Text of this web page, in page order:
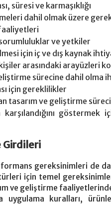
süresi ve karmaşıklığı
dahil olmak üzere
ve yetkiler
için iç ve dış kaynak
arasındaki arayüzleri
sürecine dahil olma
için gereklilikler
ve geliştirme
göstermek
Girdileri
gereksinimleri de
için temel
ve geliştirme
kuralları,